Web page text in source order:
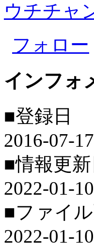
ウチチャ
フォロー
インフォ
■登録日
2016-07-17
■情報更新
2022-01-10
■ファイ
2022-01-10